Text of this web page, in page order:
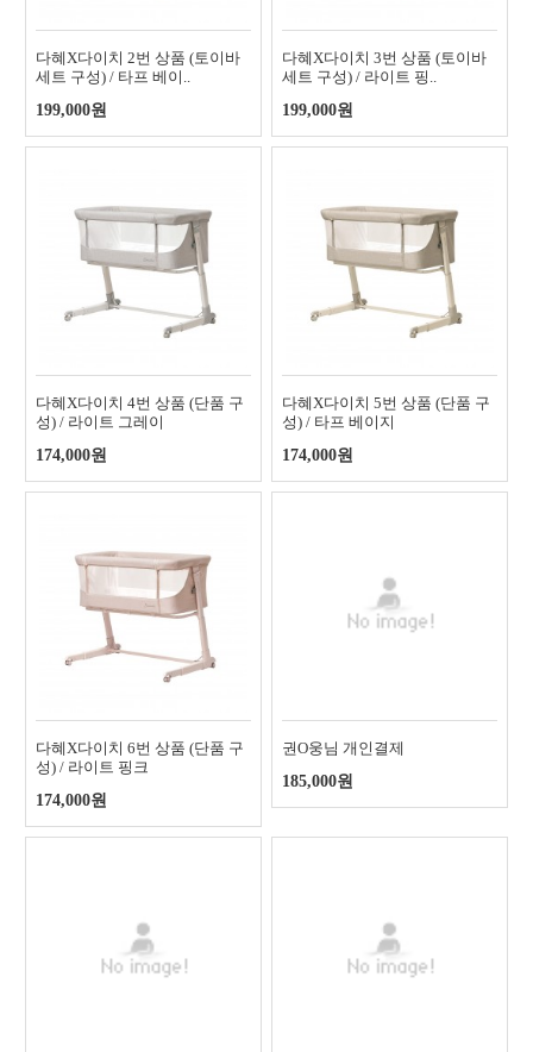
다혜X다이치 2번 상품 (토이바
세트 구성) / 타프 베이..
199,000원
다혜X다이치 3번 상품 (토이바
세트 구성) / 라이트 핑..
199,000원
다혜X다이치 4번 상품 (단품 구
성) / 라이트 그레이
174,000원
다혜X다이치 5번 상품 (단품 구
성) / 타프 베이지
174,000원
다혜X다이치 6번 상품 (단품 구
성) / 라이트 핑크
174,000원
권O웅님 개인결제
185,000원